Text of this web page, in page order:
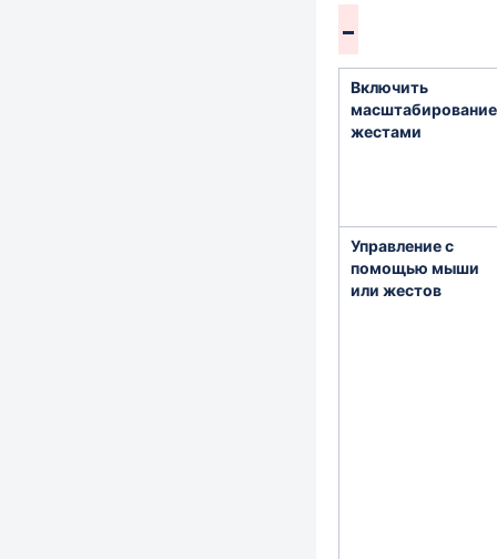
Включить
масштабирование
жестами
Управление с
помощью мыши
или жестов